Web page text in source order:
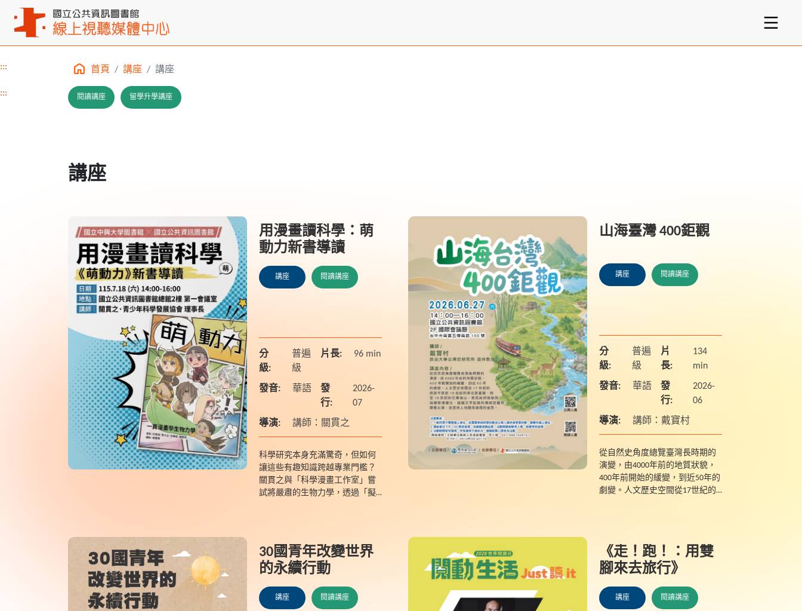
::: 首頁 講座 講座
::: 閱讀講座 留學升學講座
講座
用漫畫讀科學：萌
動力新書導讀
講座 閱讀講座
分
級:
普遍
級
片長: 96 min
發音: 華語
發
行:
2026-
07
導演: 講師：關貫之
科學研究本身充滿驚奇，但如何
讓這些有趣知識跨越專業門檻？
關貫之與「科學漫畫工作室」嘗
試將嚴肅的生物力學，透過「擬
能。本...
山海臺灣 400鉅觀
講座 閱讀講座
分
級:
普遍
級
片
長:
134
min
發音: 華語
發
行:
2026-
06
導演: 講師：戴寶村
從自然史角度總覽臺灣長時期的
演變，由4000年前的地質狀貌，
400年前開始的緩變，到近50年的
劇變。人文歷史空間從17世紀的
30國青年改變世界
的永續行動
講座 閱讀講座
《走！跑！：用雙
腳來去旅行》
講座 閱讀講座